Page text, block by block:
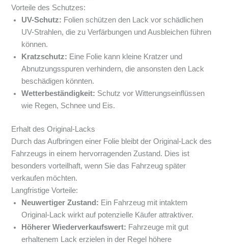
Vorteile des Schutzes:
UV-Schutz: Folien schützen den Lack vor schädlichen
UV-Strahlen, die zu Verfärbungen und Ausbleichen führen
können.
Kratzschutz: Eine Folie kann kleine Kratzer und
Abnutzungsspuren verhindern, die ansonsten den Lack
beschädigen könnten.
Wetterbeständigkeit: Schutz vor Witterungseinflüssen
wie Regen, Schnee und Eis.
Erhalt des Original-Lacks
Durch das Aufbringen einer Folie bleibt der Original-Lack des
Fahrzeugs in einem hervorragenden Zustand. Dies ist
besonders vorteilhaft, wenn Sie das Fahrzeug später
verkaufen möchten.
Langfristige Vorteile:
Neuwertiger Zustand: Ein Fahrzeug mit intaktem
Original-Lack wirkt auf potenzielle Käufer attraktiver.
Höherer Wiederverkaufswert: Fahrzeuge mit gut
erhaltenem Lack erzielen in der Regel höhere